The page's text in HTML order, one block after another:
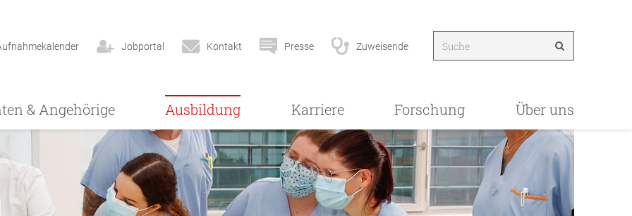
Jobportal Kontakt Presse Zuweisende
& Angehörige Ausbildung Karriere Forschung Über uns